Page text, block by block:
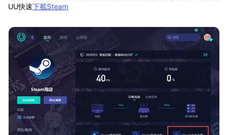
UU快速下載Steam